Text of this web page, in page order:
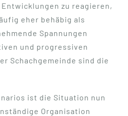
zu reagieren,
eher behäbig als
Spannungen
und progressiven
Schachgemeinde sind die
ist die Situation nun
Organisation